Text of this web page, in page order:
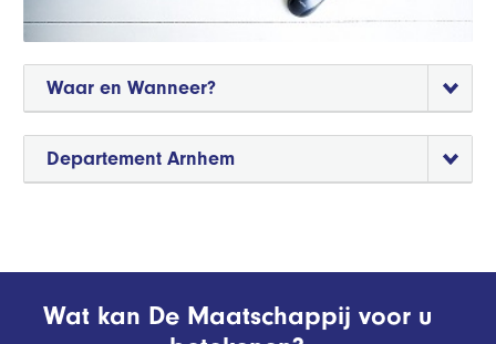
Waar en Wanneer?
Departement Arnhem
Wat kan De Maatschappij voor u